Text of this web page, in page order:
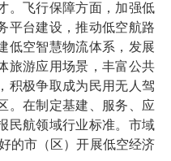
。飞行保障方面，加强低
平台建设，推动低空航路
低空智慧物流体系，发展
旅游应用场景，丰富公共
积极争取成为民用无人驾
。在制定基建、服务、应
民航领域行业标准。市域
的市（区）开展低空经济